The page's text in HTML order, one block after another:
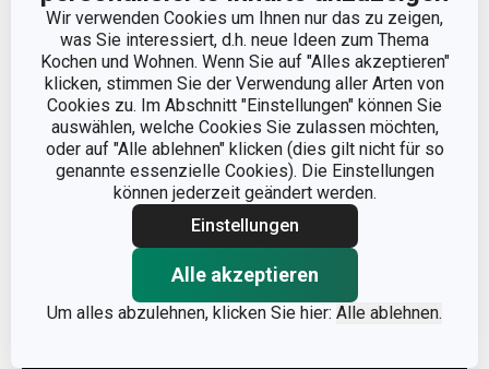
Wir verwenden Cookies um Ihnen nur das zu zeigen,
was Sie interessiert, d.h. neue Ideen zum Thema
Kochen und Wohnen. Wenn Sie auf "Alles akzeptieren"
klicken, stimmen Sie der Verwendung aller Arten von
Cookies zu. Im Abschnitt "Einstellungen" können Sie
auswählen, welche Cookies Sie zulassen möchten,
oder auf "Alle ablehnen" klicken (dies gilt nicht für so
genannte essenzielle Cookies). Die Einstellungen
können jederzeit geändert werden.
Einstellungen
Alle akzeptieren
Um alles abzulehnen, klicken Sie hier: Alle ablehnen.
Farbschema der Küche passt
Wir gewähren ihnen eine erweiterte Garantie von 3
Jahren!
Hersteller: TESCOMA s. r. o., U Tescomy 241, 760 01 Zlín;
info@tescoma.de